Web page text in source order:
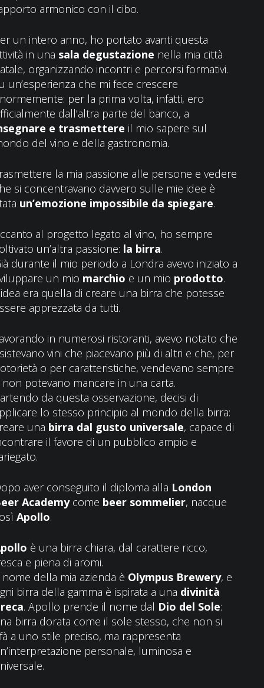
armonico con il cibo.
un intero anno, ho portato avanti questa
in una sala degustazione nella mia città
organizzando incontri e percorsi formativi.
un’esperienza che mi fece crescere
per la prima volta, infatti, ero
dall’altra parte del banco, a
e trasmettere il mio sapere sul
del vino e della gastronomia.
la mia passione alle persone e vedere
si concentravano davvero sulle mie idee è
un’emozione impossibile da spiegare.
al progetto legato al vino, ho sempre
un’altra passione: la birra.
durante il mio periodo a Londra avevo iniziato a
un mio marchio e un mio prodotto.
era quella di creare una birra che potesse
apprezzata da tutti.
in numerosi ristoranti, avevo notato che
vini che piacevano più di altri e che, per
o per caratteristiche, vendevano sempre
non potevano mancare in una carta.
da questa osservazione, decisi di
lo stesso principio al mondo della birra:
una birra dal gusto universale, capace di
il favore di un pubblico ampio e
aver conseguito il diploma alla London
Academycome beer sommelier, nacque
Apollo.
è una birra chiara, dal carattere ricco,
e piena di aromi.
della mia azienda è Olympus Brewery, e
birra della gamma è ispirata a una divinità
. Apollo prende il nome dal Dio del Sole:
birra dorata come il sole stesso, che non si
a uno stile preciso, ma rappresenta
personale, luminosa e